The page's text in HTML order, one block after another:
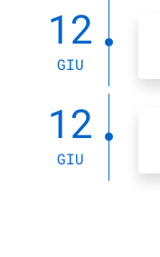
12
GIU
12
GIU